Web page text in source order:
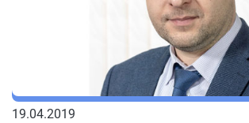
19.04.2019